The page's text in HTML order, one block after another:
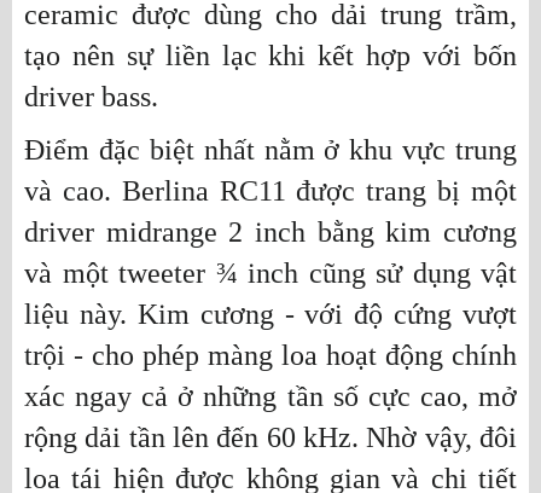
ceramic được dùng cho dải trung trầm,
tạo nên sự liền lạc khi kết hợp với bốn
driver bass.
Điểm đặc biệt nhất nằm ở khu vực trung
và cao. Berlina RC11 được trang bị một
driver midrange 2 inch bằng kim cương
và một tweeter ¾ inch cũng sử dụng vật
liệu này. Kim cương - với độ cứng vượt
trội - cho phép màng loa hoạt động chính
xác ngay cả ở những tần số cực cao, mở
rộng dải tần lên đến 60 kHz. Nhờ vậy, đôi
loa tái hiện được không gian và chi tiết